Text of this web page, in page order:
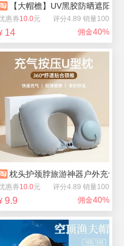
链七夕礼物
【大帽檐】UV黑胶防晒遮阳帽
惠券10.0元 评分4.89 销量100
14 佣金40%
膏
枕头护颈脖旅游神器户外充气U
惠券10.0元 评分4.89 销量100
9.9 佣金40%